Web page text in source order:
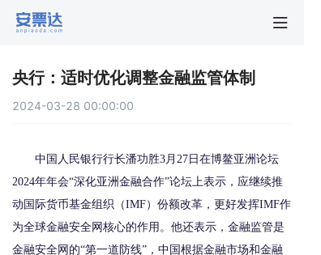
央行：适时优化调整金融监管体制
2024-03-28 00:00:00
中国人民银行行长潘功胜3月27日在博鳌亚洲论坛
2024年年会“深化亚洲金融合作”论坛上表示，应继续推
动国际货币基金组织（IMF）份额改革，更好发挥IMF作
为全球金融安全网核心的作用。他还表示，金融监管是
金融安全网的“第一道防线”，中国根据金融市场和金融